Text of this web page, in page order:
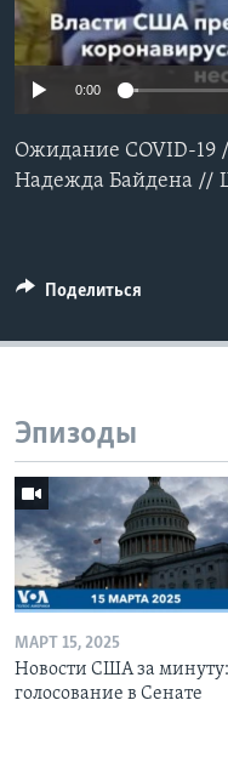
Learning English
0:00
Ожидание COVID-19
Надежда Байдена //
Поделиться
Эпизоды
МАРТ 15, 2025
Новости США за минуту:
голосование в Сенате